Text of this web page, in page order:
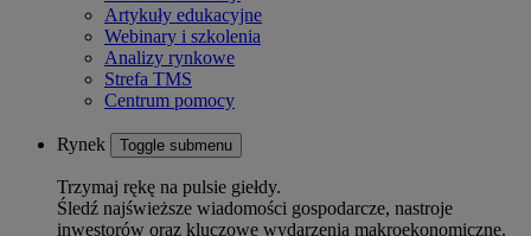
Artykuły edukacyjne
Webinary i szkolenia
Analizy rynkowe
Strefa TMS
Centrum pomocy
Rynek Toggle submenu
Trzymaj rękę na pulsie giełdy.
Śledź najświeższe wiadomości gospodarcze, nastroje
inwestorów oraz kluczowe wydarzenia makroekonomiczne.